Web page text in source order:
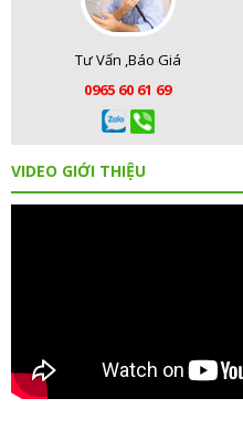
Tư Vấn ,Báo Giá
0965 60 61 69
VIDEO GIỚI THIỆU